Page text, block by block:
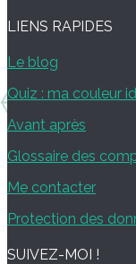
LIENS RAPIDES
Le blog
Quiz : ma couleur
Avant après
Glossaire des
Me contacter
Protection des
SUIVEZ-MOI !